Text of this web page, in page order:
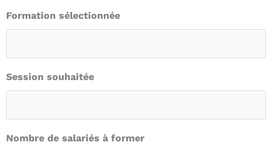
Formation sélectionnée
Session souhaitée
Nombre de salariés à former